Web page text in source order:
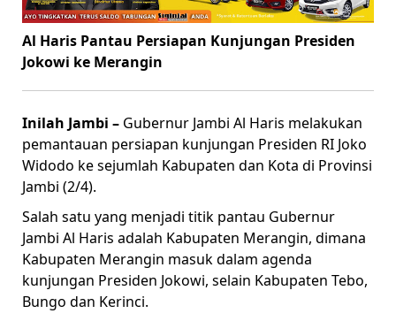
Al Haris Pantau Persiapan Kunjungan Presiden
Jokowi ke Merangin
Inilah Jambi – Gubernur Jambi Al Haris melakukan
pemantauan persiapan kunjungan Presiden RI Joko
Widodo ke sejumlah Kabupaten dan Kota di Provinsi
Jambi (2/4).
Salah satu yang menjadi titik pantau Gubernur
Jambi Al Haris adalah Kabupaten Merangin, dimana
Kabupaten Merangin masuk dalam agenda
kunjungan Presiden Jokowi, selain Kabupaten Tebo,
Bungo dan Kerinci.